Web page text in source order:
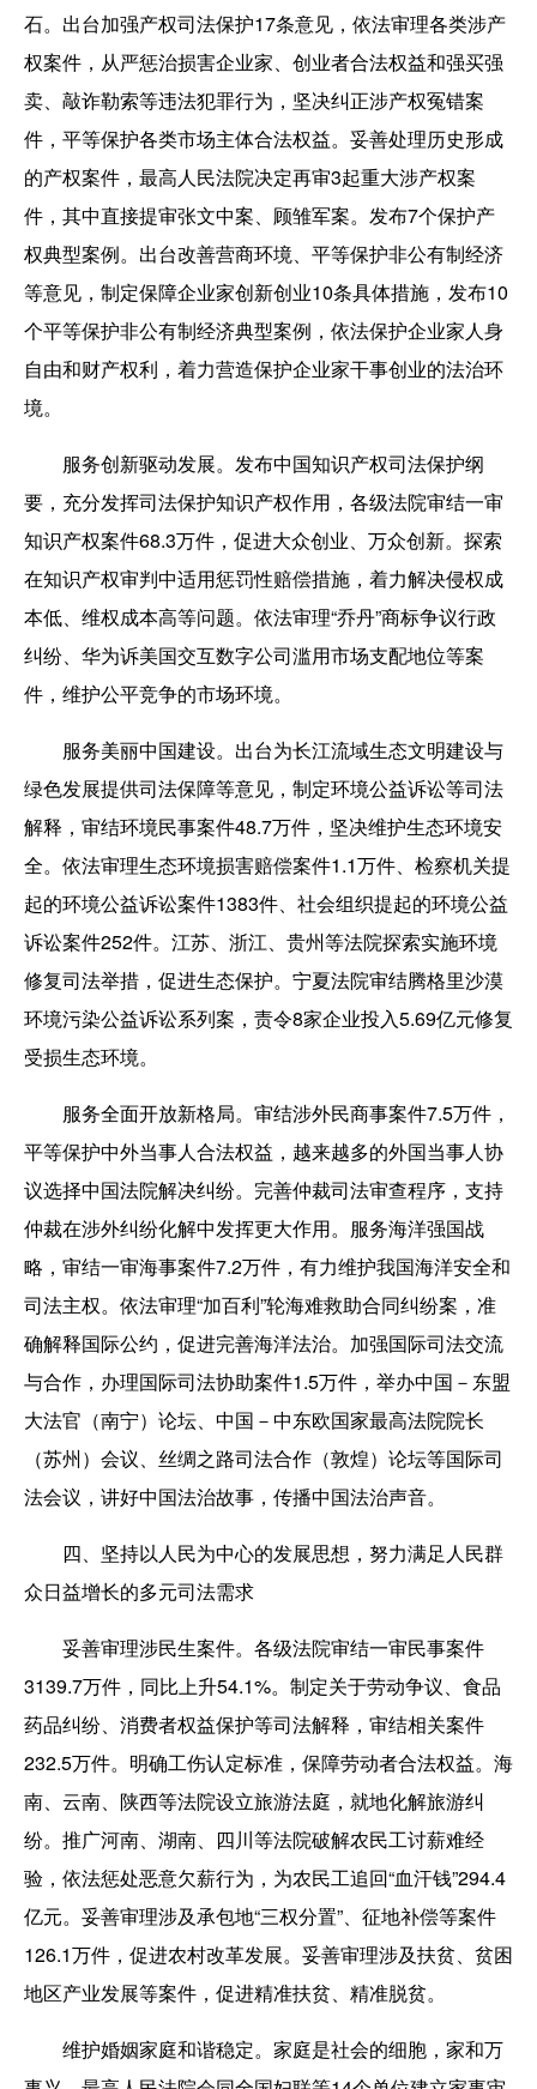
石。出台加强产权司法保护17条意见，依法审理各类涉产
权案件，从严惩治损害企业家、创业者合法权益和强买强
卖、敲诈勒索等违法犯罪行为，坚决纠正涉产权冤错案
件，平等保护各类市场主体合法权益。妥善处理历史形成
的产权案件，最高人民法院决定再审3起重大涉产权案
件，其中直接提审张文中案、顾雏军案。发布7个保护产
权典型案例。出台改善营商环境、平等保护非公有制经济
等意见，制定保障企业家创新创业10条具体措施，发布10
个平等保护非公有制经济典型案例，依法保护企业家人身
自由和财产权利，着力营造保护企业家干事创业的法治环
境。
服务创新驱动发展。发布中国知识产权司法保护纲
要，充分发挥司法保护知识产权作用，各级法院审结一审
知识产权案件68.3万件，促进大众创业、万众创新。探索
在知识产权审判中适用惩罚性赔偿措施，着力解决侵权成
本低、维权成本高等问题。依法审理“乔丹”商标争议行政
纠纷、华为诉美国交互数字公司滥用市场支配地位等案
件，维护公平竞争的市场环境。
服务美丽中国建设。出台为长江流域生态文明建设与
绿色发展提供司法保障等意见，制定环境公益诉讼等司法
解释，审结环境民事案件48.7万件，坚决维护生态环境安
全。依法审理生态环境损害赔偿案件1.1万件、检察机关提
起的环境公益诉讼案件1383件、社会组织提起的环境公益
诉讼案件252件。江苏、浙江、贵州等法院探索实施环境
修复司法举措，促进生态保护。宁夏法院审结腾格里沙漠
环境污染公益诉讼系列案，责令8家企业投入5.69亿元修复
受损生态环境。
服务全面开放新格局。审结涉外民商事案件7.5万件，
平等保护中外当事人合法权益，越来越多的外国当事人协
议选择中国法院解决纠纷。完善仲裁司法审查程序，支持
仲裁在涉外纠纷化解中发挥更大作用。服务海洋强国战
略，审结一审海事案件7.2万件，有力维护我国海洋安全和
司法主权。依法审理“加百利”轮海难救助合同纠纷案，准
确解释国际公约，促进完善海洋法治。加强国际司法交流
与合作，办理国际司法协助案件1.5万件，举办中国－东盟
大法官（南宁）论坛、中国－中东欧国家最高法院院长
（苏州）会议、丝绸之路司法合作（敦煌）论坛等国际司
法会议，讲好中国法治故事，传播中国法治声音。
四、坚持以人民为中心的发展思想，努力满足人民群
众日益增长的多元司法需求
妥善审理涉民生案件。各级法院审结一审民事案件
3139.7万件，同比上升54.1%。制定关于劳动争议、食品
药品纠纷、消费者权益保护等司法解释，审结相关案件
232.5万件。明确工伤认定标准，保障劳动者合法权益。海
南、云南、陕西等法院设立旅游法庭，就地化解旅游纠
纷。推广河南、湖南、四川等法院破解农民工讨薪难经
验，依法惩处恶意欠薪行为，为农民工追回“血汗钱”294.4
亿元。妥善审理涉及承包地“三权分置”、征地补偿等案件
126.1万件，促进农村改革发展。妥善审理涉及扶贫、贫困
地区产业发展等案件，促进精准扶贫、精准脱贫。
维护婚姻家庭和谐稳定。家庭是社会的细胞，家和万